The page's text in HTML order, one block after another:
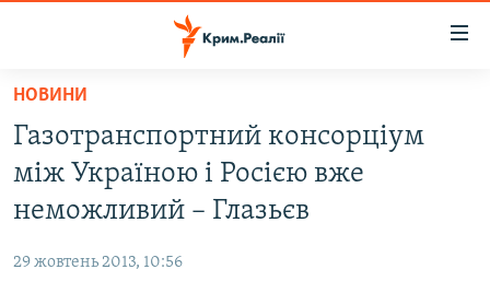
Перейти
основного
матеріалу
до
основної
ВОДА.КРИМ
ВІДЕО ТА ФОТО
БЛОГИ
НОВИНИ
Газотранспортний консорціум
між Україною і Росією вже
неможливий – Глазьєв
29 жовтень 2013, 10:56